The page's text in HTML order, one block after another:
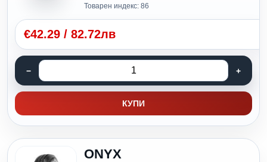
Товарен индекс: 86
€42.29 / 82.72лв
КУПИ
ONYX